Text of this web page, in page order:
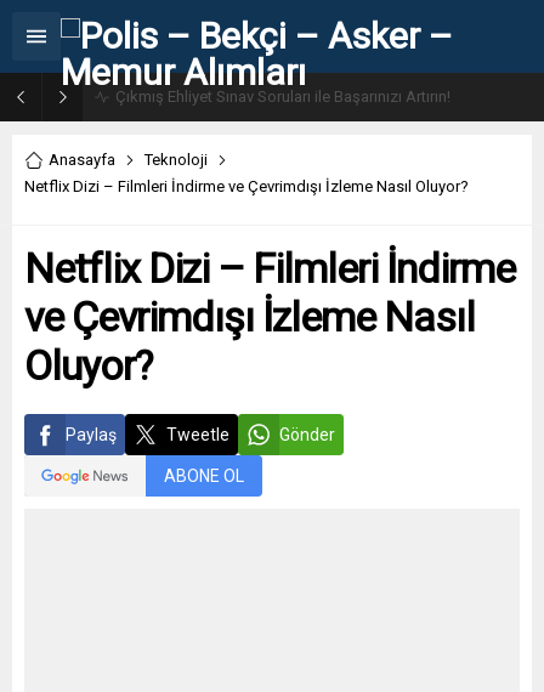
Anasayfa
Teknoloji
Netflix Dizi – Filmleri İndirme ve Çevrimdışı İzleme Nasıl Oluyor?
Netflix Dizi – Filmleri İndirme
ve Çevrimdışı İzleme Nasıl
Oluyor?
Paylaş Tweetle Gönder
ABONE OL